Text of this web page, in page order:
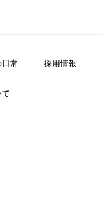
常 採用情報